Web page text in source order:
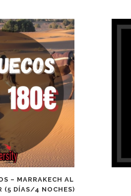
– MARRAKECH AL
(5 DÍAS/4 NOCHES)